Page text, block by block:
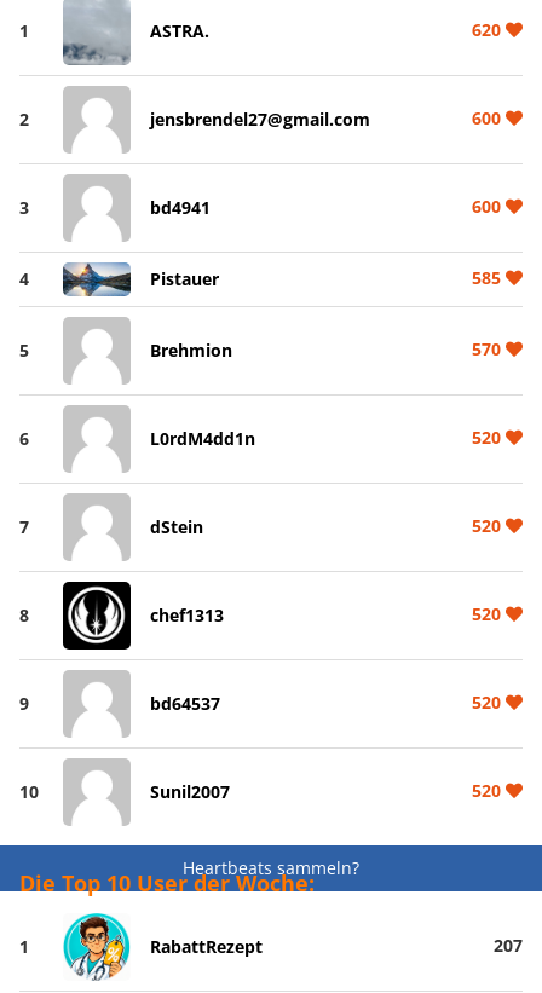
1 ASTRA. 620
2 jensbrendel27@gmail.com 600
3 bd4941 600
4 Pistauer 585
5 Brehmion 570
6 L0rdM4dd1n 520
7 dStein 520
8 chef1313 520
9 bd64537 520
10 Sunil2007 520
Heartbeats sammeln?
Die Top 10 User der Woche:
1 RabattRezept 207